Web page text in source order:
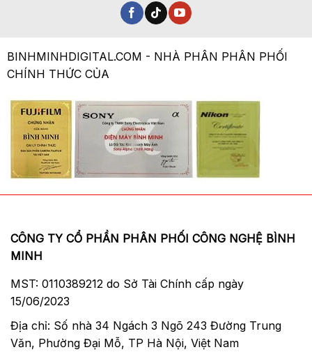
là sử dụng trên các máy ảnh APS-C E-
loại, được trau chuốt ngoại hình cho khả
năng cầm chắc tay hơn làm cho nó cảm thấy
BINHMINHDIGITAL.COM - NHÀ PHÂN PHÂN PHỐI
CHÍNH THỨC CỦA
CÔNG TY CỔ PHẦN PHÂN PHỐI CÔNG NGHỆ BÌNH
MINH
MST: 0110389212 do Sở Tài Chính cấp ngày
15/06/2023
Địa chỉ: Số nhà 34 Ngách 3 Ngõ 243 Đường Trung
Văn, Phường Đại Mỗ, TP Hà Nội, Việt Nam